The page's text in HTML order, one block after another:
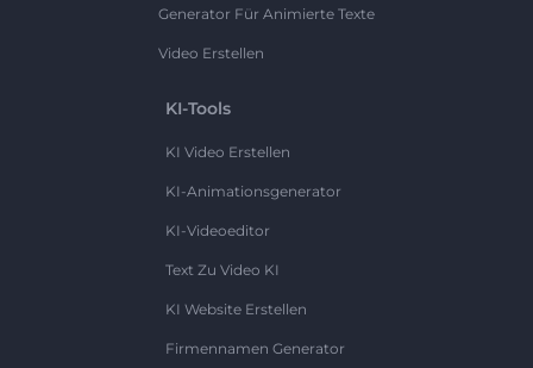
Generator Für Animierte Texte
Video Erstellen
KI-Tools
KI Video Erstellen
KI-Animationsgenerator
KI-Videoeditor
Text Zu Video KI
KI Website Erstellen
Firmennamen Generator